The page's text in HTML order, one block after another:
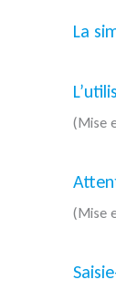
La
(Mise
(Mise